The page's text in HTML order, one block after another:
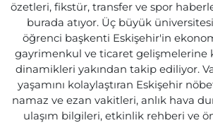
özetleri, fikstür, transfer ve spor
burada atıyor. Üç büyük
öğrenci başkenti Eskişehir'in
gayrimenkul ve ticaret gelişmelerine
dinamikleri yakından takip ediliyor.
yaşamını kolaylaştıran Eskişehir
namaz ve ezan vakitleri, anlık hava
ulaşım bilgileri, etkinlik rehberi ve